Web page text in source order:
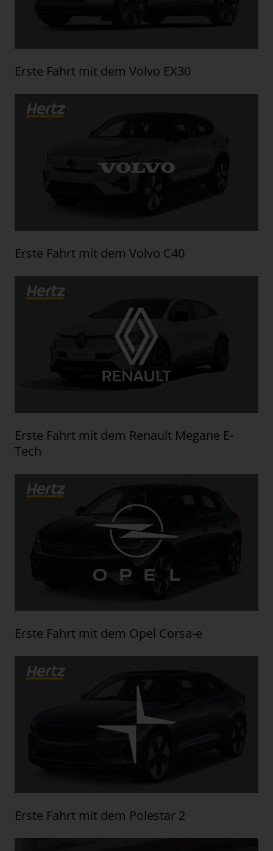
Erste Fahrt mit dem Volvo EX30
Erste Fahrt mit dem Volvo C40
Erste Fahrt mit dem Renault Megane E-
Tech
Erste Fahrt mit dem Opel Corsa-e
Erste Fahrt mit dem Polestar 2